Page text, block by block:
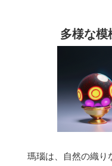
多様な模
瑪瑙は、自然の織り